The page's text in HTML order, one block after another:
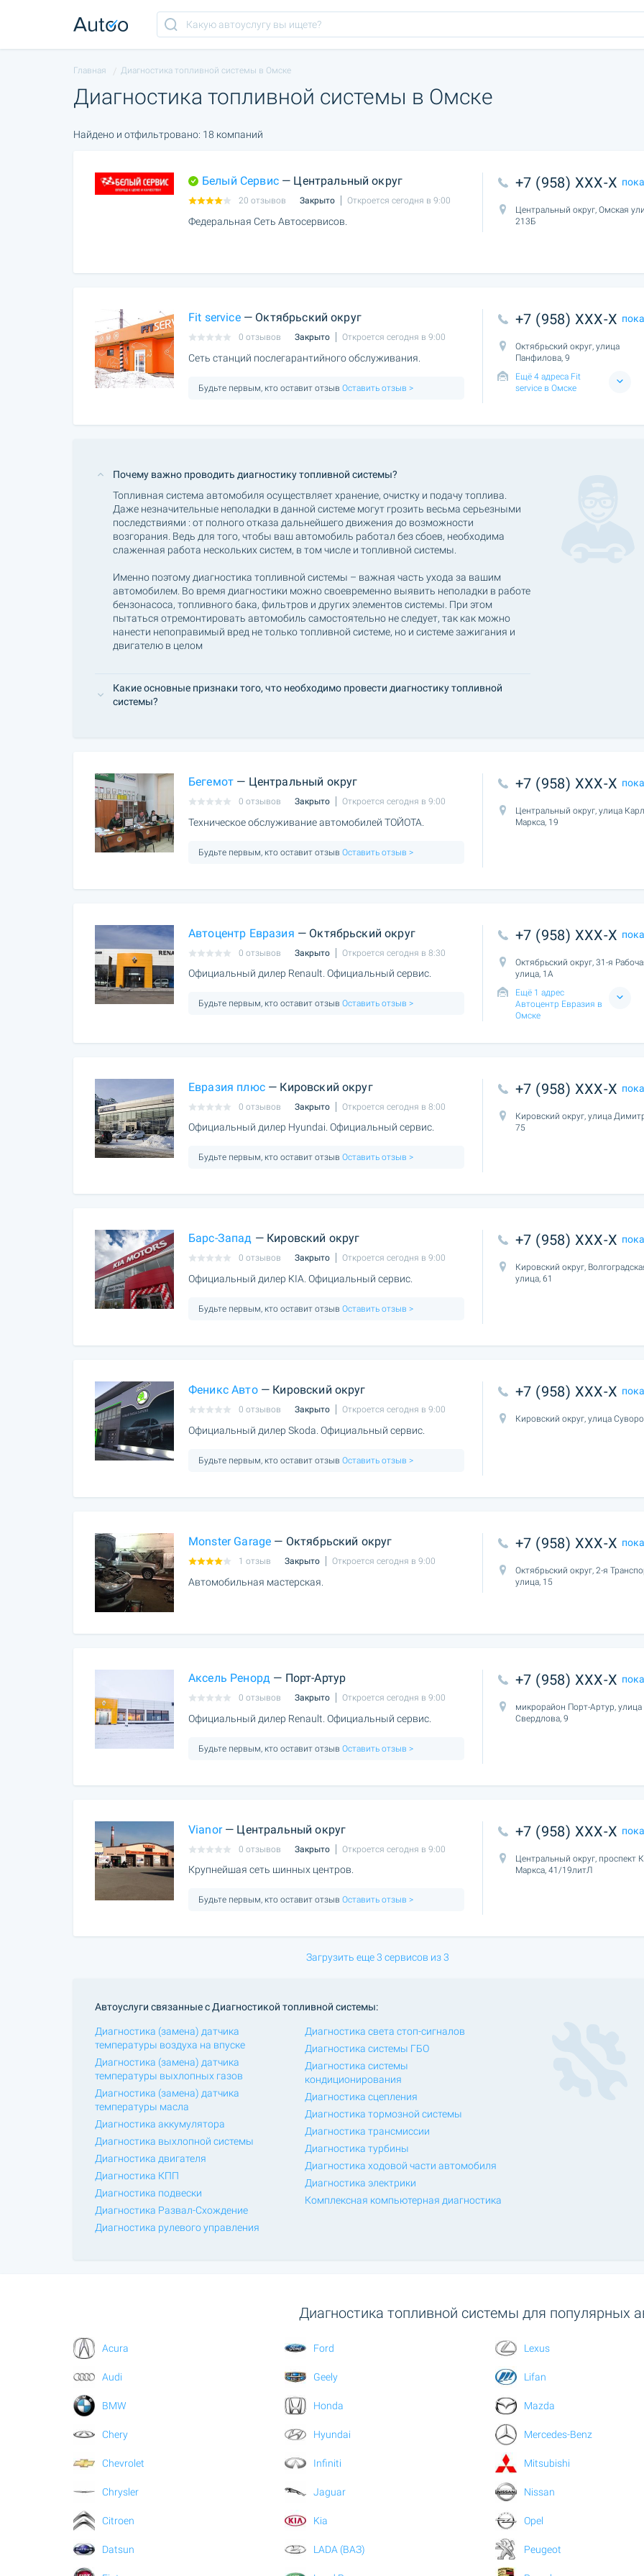
Главная Диагностика топливной системы в Омске
Диагностика топливной системы в Омске
Найдено и отфильтровано: 18 компаний
Белый Сервис— Центральный округ
20 отзывов Закрыто Откроется сегодня в 9:00
Федеральная Сеть Автосервисов.
+7 (958) XXX-X
Центральный округ, Омская
213Б
Fit service— Октябрьский округ
0 отзывов Закрыто Откроется сегодня в 9:00
Сеть станций послегарантийного обслуживания.
Будьте первым, кто оставит отзыв Оставить отзыв >
+7 (958) XXX-X
Октябрьский округ, улица
Панфилова, 9
Ещё 4 адреса Fit
service в Омске
Почему важно проводить диагностику топливной системы?
Топливная система автомобиля осуществляет хранение, очистку и подачу топлива.
Даже незначительные неполадки в данной системе могут грозить весьма серьезными
последствиями : от полного отказа дальнейшего движения до возможности
возгорания. Ведь для того, чтобы ваш автомобиль работал без сбоев, необходима
слаженная работа нескольких систем, в том числе и топливной системы.
Именно поэтому диагностика топливной системы – важная часть ухода за вашим
автомобилем. Во время диагностики можно своевременно выявить неполадки в работе
бензонасоса, топливного бака, фильтров и других элементов системы. При этом
пытаться отремонтировать автомобиль самостоятельно не следует, так как можно
нанести непоправимый вред не только топливной системе, но и системе зажигания и
двигателю в целом
Какие основные признаки того, что необходимо провести диагностику топливной
системы?
Бегемот — Центральный округ
0 отзывов Закрыто Откроется сегодня в 9:00
Техническое обслуживание автомобилей ТОЙОТА.
Будьте первым, кто оставит отзыв Оставить отзыв >
+7 (958) XXX-X
Центральный округ, улица
Маркса, 19
Автоцентр Евразия — Октябрьский округ
0 отзывов Закрыто Откроется сегодня в 8:30
Официальный дилер Renault. Официальный сервис.
Будьте первым, кто оставит отзыв Оставить отзыв >
+7 (958) XXX-X
Октябрьский округ, 31-я
улица, 1А
Ещё 1 адрес
Автоцентр Евразия в
Омске
Евразия плюс— Кировский округ
0 отзывов Закрыто Откроется сегодня в 8:00
Официальный дилер Hyundai. Официальный сервис.
Будьте первым, кто оставит отзыв Оставить отзыв >
+7 (958) XXX-X
Кировский округ, улица
75
Барс-Запад — Кировский округ
0 отзывов Закрыто Откроется сегодня в 9:00
Официальный дилер KIA. Официальный сервис.
Будьте первым, кто оставит отзыв Оставить отзыв >
+7 (958) XXX-X
Кировский округ,
улица, 61
Феникс Авто— Кировский округ
0 отзывов Закрыто Откроется сегодня в 9:00
Официальный дилер Skoda. Официальный сервис.
Будьте первым, кто оставит отзыв Оставить отзыв >
+7 (958) XXX-X
Кировский округ, улица
Monster Garage — Октябрьский округ
1 отзыв Закрыто Откроется сегодня в 9:00
Автомобильная мастерская.
+7 (958) XXX-X
Октябрьский округ, 2-я
улица, 15
Аксель Ренорд — Порт-Артур
0 отзывов Закрыто Откроется сегодня в 9:00
Официальный дилер Renault. Официальный сервис.
Будьте первым, кто оставит отзыв Оставить отзыв >
+7 (958) XXX-X
микрорайон Порт-Артур, улица
Свердлова, 9
Vianor— Центральный округ
0 отзывов Закрыто Откроется сегодня в 9:00
Крупнейшая сеть шинных центров.
Будьте первым, кто оставит отзыв Оставить отзыв >
+7 (958) XXX-X
Центральный округ, проспект
Маркса, 41/19литЛ
Загрузить еще 3 сервисов из 3
Автоуслуги связанные с Диагностикой топливной системы:
Диагностика (замена) датчика
температуры воздуха на впуске
Диагностика (замена) датчика
температуры выхлопных газов
Диагностика (замена) датчика
температуры масла
Диагностика аккумулятора
Диагностика выхлопной системы
Диагностика двигателя
Диагностика КПП
Диагностика подвески
Диагностика Развал-Схождение
Диагностика рулевого управления
Диагностика света стоп-сигналов
Диагностика системы ГБО
Диагностика системы
кондиционирования
Диагностика сцепления
Диагностика тормозной системы
Диагностика трансмиссии
Диагностика турбины
Диагностика ходовой части автомобиля
Диагностика электрики
Комплексная компьютерная диагностика
Диагностика топливной системы для популярных
Acura
Audi
BMW
Chery
Chevrolet
Chrysler
Citroen
Datsun
Ford
Geely
Honda
Hyundai
Infiniti
Jaguar
Kia
LADA (ВАЗ)
Lexus
Lifan
Mazda
Mercedes-Benz
Mitsubishi
Nissan
Opel
Peugeot